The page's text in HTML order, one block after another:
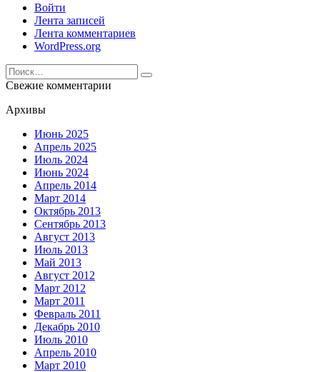
Войти
Лента записей
Лента комментариев
WordPress.org
Search
for:
Свежие комментарии
Архивы
Июнь 2025
Апрель 2025
Июль 2024
Июнь 2024
Апрель 2014
Март 2014
Октябрь 2013
Сентябрь 2013
Август 2013
Июль 2013
Май 2013
Август 2012
Март 2012
Март 2011
Февраль 2011
Декабрь 2010
Июль 2010
Апрель 2010
Март 2010